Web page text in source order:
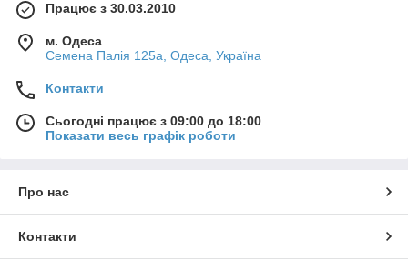
Працює з 30.03.2010
м. Одеса
Семена Палія 125а, Одеса, Україна
Контакти
Сьогодні працює з 09:00 до 18:00
Показати весь графік роботи
Про нас
Контакти